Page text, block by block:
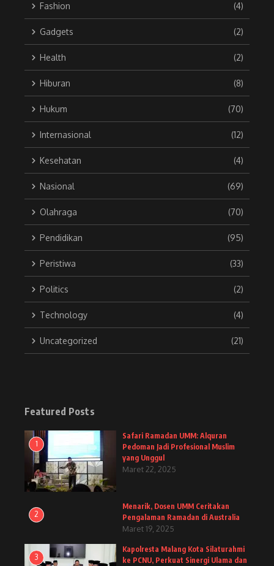
Fashion (4)
Gadgets (2)
Health (2)
Hiburan (8)
Hukum (70)
Internasional (12)
Kesehatan (4)
Nasional (69)
Olahraga (70)
Pendidikan (95)
Peristiwa (33)
Politics (2)
Technology (4)
Uncategorized (21)
Featured Posts
1
Safari Ramadan UMM: Alquran
Pedoman Jadi Profesional Muslim
yang Unggul
Maret 22, 2025
2
Menarik, Dosen UMM Ceritakan
Pengalaman Ramadan di Australia
Maret 19, 2025
3
Kapolresta Malang Kota Silaturahmi
ke PCNU, Perkuat Sinergi Ulama dan